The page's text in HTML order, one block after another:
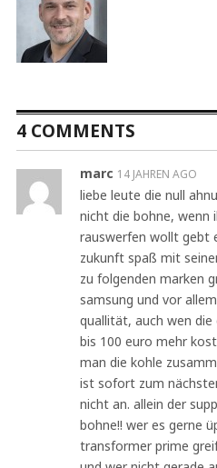
4 COMMENTS
marc 14 JAHREN AGO
liebe leute die null
nicht die bohne, wenn
rauswerfen wollt gebt
zukunft spaß mit
zu folgenden marken
samsung und vor
quallität, auch wen
bis 100 euro mehr
man die kohle
ist sofort zum
nicht an. allein der
bohne!! wer es gerne
transformer prime